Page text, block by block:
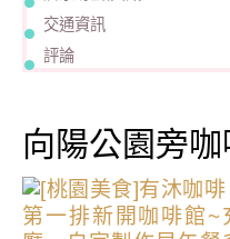
交通資訊
評論
向陽公園旁